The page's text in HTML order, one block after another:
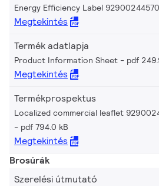
Energy Efficiency Label
Megtekintés
Termék adatlapja
Product Information Sheet pdf
Megtekintés
Termékprospektus
Localized commercial leaflet
pdf 794.0 kB
Megtekintés
Brosúrák
Szerelési útmutató